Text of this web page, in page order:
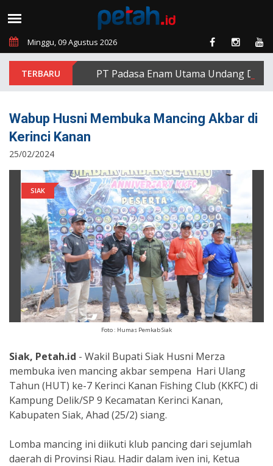
Minggu, 09 Agustus 2026
PT Padasa Enam Utama Undang
Wabup Husni Membuka Mancing Akbar di
Kerinci Kanan
25/02/2024
SIAK
Foto : Humas Pemkab Siak
Siak, Petah.id - Wakil Bupati Siak Husni Merza
membuka iven mancing akbar sempena Hari Ulang
Tahun (HUT) ke-7 Kerinci Kanan Fishing Club (KKFC) di
Kampung Delik/SP 9 Kecamatan Kerinci Kanan,
Kabupaten Siak, Ahad (25/2) siang.
Lomba mancing ini diikuti klub pancing dari sejumlah
daerah di Provinsi Riau. Hadir dalam iven ini, Ketua